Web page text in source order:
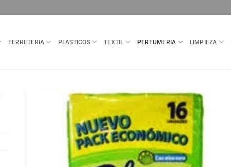
FERRETERIA PLASTICOS TEXTIL PERFUMERIA LIMPIEZA